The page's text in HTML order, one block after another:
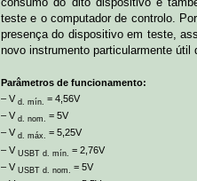
teste e o computador de controlo.
presença do dispositivo em teste,
novo instrumento particularmente útil
Parâmetros de funcionamento:
– V d. mín. = 4,56V
– V d. nom. = 5V
– V d. máx. = 5,25V
– V USBT d. mín. = 2,76V
– V USBT d. nom. = 5V